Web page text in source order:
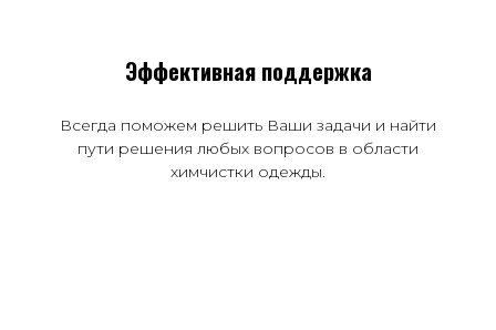
Эффективная поддержка
Всегда поможем решить Ваши задачи и найти
пути решения любых вопросов в области
химчистки одежды.